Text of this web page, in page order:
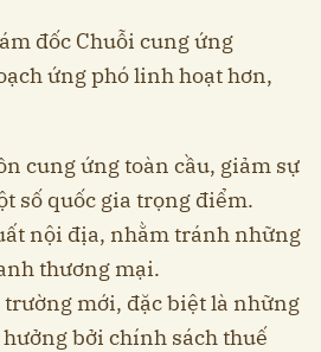
đốc Chuỗi cung ứng
ứng phó linh hoạt hơn,
cung ứng toàn cầu, giảm sự
số quốc gia trọng điểm.
nội địa, nhằm tránh những
thương mại.
mới, đặc biệt là những
bởi chính sách thuế